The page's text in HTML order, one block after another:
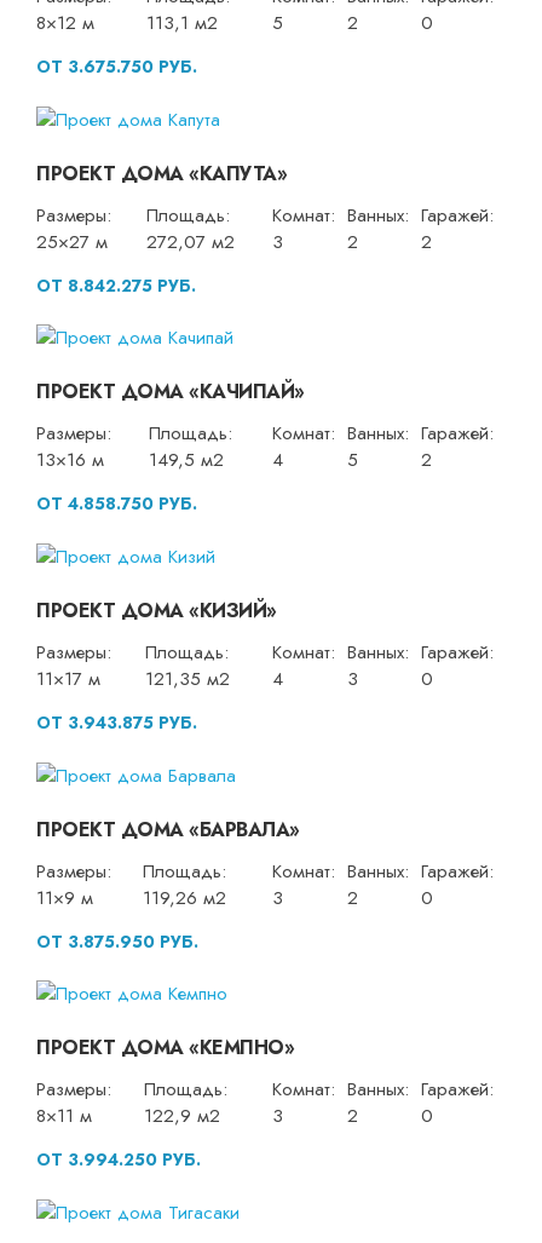
8×12 м
113,1 м2
5
2
0
ОТ 3.675.750 РУБ.
ПРОЕКТ ДОМА «КАПУТА»
Размеры:
25×27 м
Площадь:
272,07 м2
Комнат:
3
Ванных:
2
Гаражей:
2
ОТ 8.842.275 РУБ.
ПРОЕКТ ДОМА «КАЧИПАЙ»
Размеры:
13×16 м
Площадь:
149,5 м2
Комнат:
4
Ванных:
5
Гаражей:
2
ОТ 4.858.750 РУБ.
ПРОЕКТ ДОМА «КИЗИЙ»
Размеры:
11×17 м
Площадь:
121,35 м2
Комнат:
4
Ванных:
3
Гаражей:
0
ОТ 3.943.875 РУБ.
ПРОЕКТ ДОМА «БАРВАЛА»
Размеры:
11×9 м
Площадь:
119,26 м2
Комнат:
3
Ванных:
2
Гаражей:
0
ОТ 3.875.950 РУБ.
ПРОЕКТ ДОМА «КЕМПНО»
Размеры:
8×11 м
Площадь:
122,9 м2
Комнат:
3
Ванных:
2
Гаражей:
0
ОТ 3.994.250 РУБ.